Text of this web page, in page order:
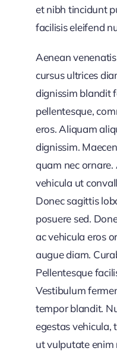
et nibh tincidunt
facilisis eleifend
Aenean
cursus ultrices
dignissim blandit
pellentesque,
eros. Aliquam
dignissim.
quam nec
vehicula ut
Donec sagittis
posuere sed.
ac vehicula eros
augue diam.
Pellentesque
Vestibulum
tempor blandit.
egestas vehicula,
ut vulputate enim